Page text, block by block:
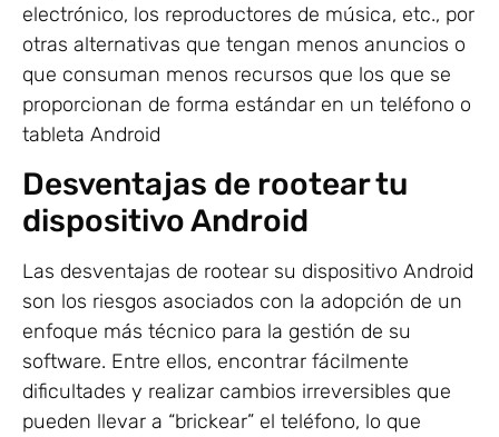
electrónico, los reproductores de música, etc., por
otras alternativas que tengan menos anuncios o
que consuman menos recursos que los que se
proporcionan de forma estándar en un teléfono o
tableta Android
Desventajas de rootear tu
dispositivo Android
Las desventajas de rootear su dispositivo Android
son los riesgos asociados con la adopción de un
enfoque más técnico para la gestión de su
software. Entre ellos, encontrar fácilmente
dificultades y realizar cambios irreversibles que
pueden llevar a “brickear” el teléfono, lo que